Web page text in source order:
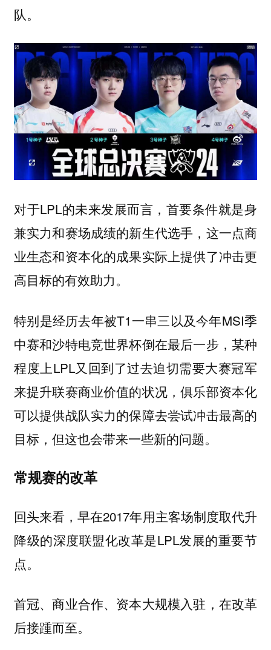
队。
对于LPL的未来发展而言，首要条件就是身
兼实力和赛场成绩的新生代选手，这一点商
业生态和资本化的成果实际上提供了冲击更
高目标的有效助力。
特别是经历去年被T1一串三以及今年MSI季
中赛和沙特电竞世界杯倒在最后一步，某种
程度上LPL又回到了过去迫切需要大赛冠军
来提升联赛商业价值的状况，俱乐部资本化
可以提供战队实力的保障去尝试冲击最高的
目标，但这也会带来一些新的问题。
常规赛的改革
回头来看，早在2017年用主客场制度取代升
降级的深度联盟化改革是LPL发展的重要节
点。
首冠、商业合作、资本大规模入驻，在改革
后接踵而至。